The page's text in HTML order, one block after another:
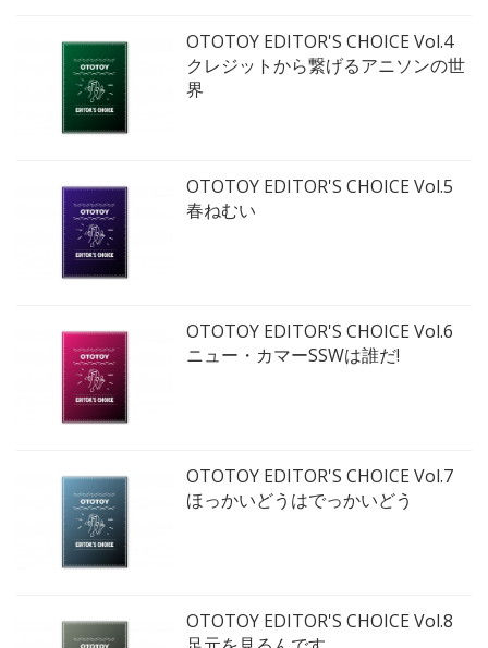
OTOTOY EDITOR'S CHOICE Vol.4
クレジットから繋げるアニソンの世
界
OTOTOY EDITOR'S CHOICE Vol.5
春ねむい
OTOTOY EDITOR'S CHOICE Vol.6
ニュー・カマーSSWは誰だ!
OTOTOY EDITOR'S CHOICE Vol.7
ほっかいどうはでっかいどう
OTOTOY EDITOR'S CHOICE Vol.8